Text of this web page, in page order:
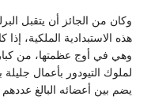
وكان من الجائز أن يتقبل
هذه الاستبدادية الملكية،
وهي في أوج عظمتها، من كبار
لملوك التيودور بأعمال